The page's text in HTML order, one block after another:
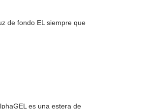
de fondo EL siempre que
es una estera de